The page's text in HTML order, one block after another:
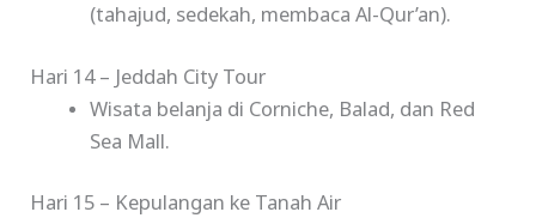
(tahajud, sedekah, membaca Al-Qur’an).
Hari 14 – Jeddah City Tour
Wisata belanja di Corniche, Balad, dan Red
Sea Mall.
Hari 15 – Kepulangan ke Tanah Air